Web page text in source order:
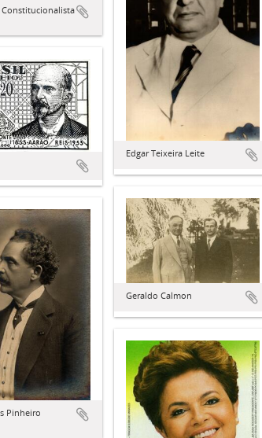
Constitucionalista
Edgar Teixeira Leite
Geraldo Calmon
Pinheiro